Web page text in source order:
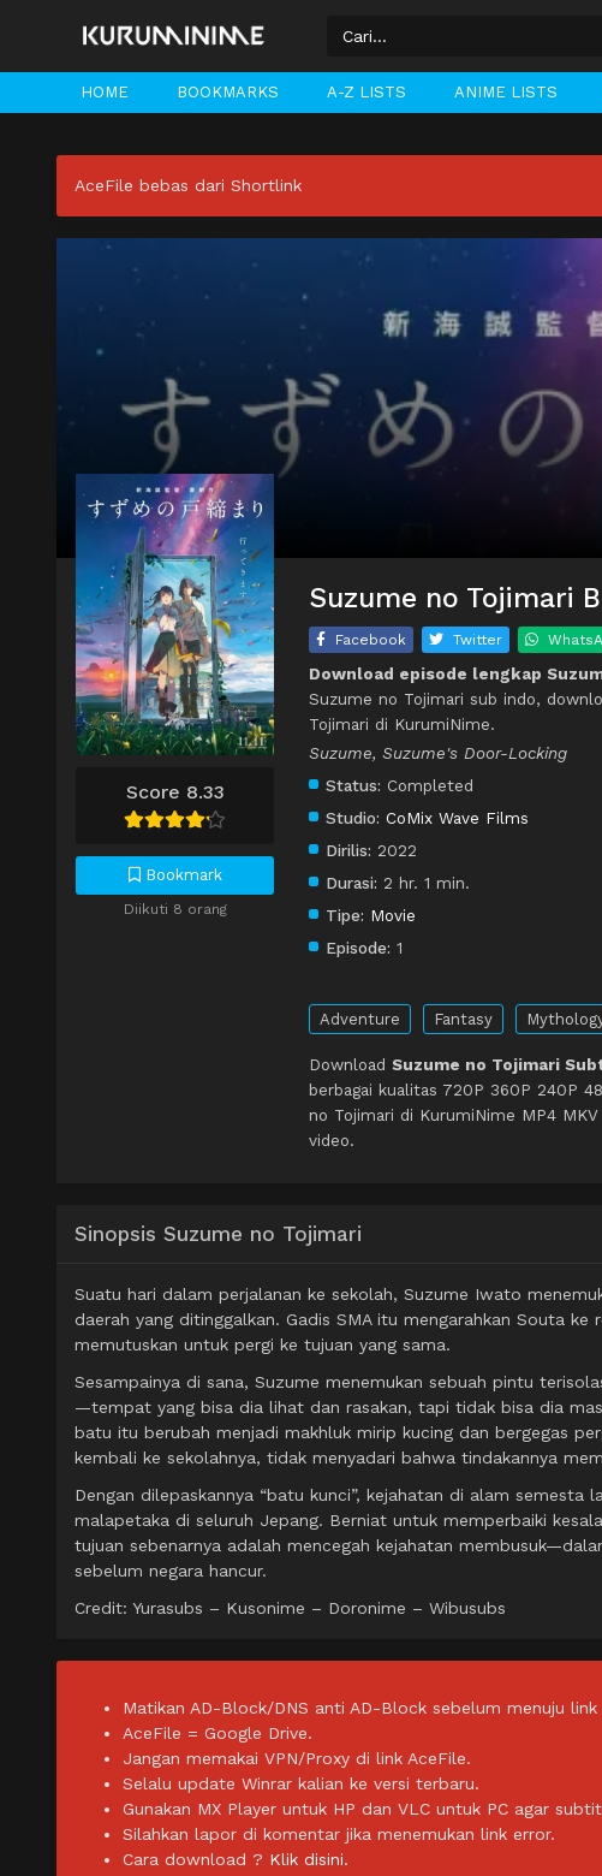
HOME BOOKMARKS A-Z LISTS ANIME LISTS
AceFile bebas dari Shortlink
Score 8.33
Bookmark
Diikuti 8 orang
Suzume no Tojimari
Facebook Twitter
Download episode lengkap
Suzume no Tojimari sub indo,
Tojimari di KurumiNime.
Suzume, Suzume's Door-Locking
Status: Completed
Studio: CoMix Wave Films
Dirilis: 2022
Durasi: 2 hr. 1 min.
Tipe: Movie
Episode: 1
Adventure Fantasy
Download Suzume no Tojimari
berbagai kualitas 720P 360P 240P
no Tojimari di KurumiNime MP4
video.
Sinopsis Suzume no Tojimari
Suatu hari dalam perjalanan ke sekolah, Suzume Iwato
daerah yang ditinggalkan. Gadis SMA itu mengarahkan Souta
memutuskan untuk pergi ke tujuan yang sama.
Sesampainya di sana, Suzume menemukan sebuah pintu
—tempat yang bisa dia lihat dan rasakan, tapi tidak bisa dia
batu itu berubah menjadi makhluk mirip kucing dan bergegas
kembali ke sekolahnya, tidak menyadari bahwa tindakannya
Dengan dilepaskannya “batu kunci”, kejahatan di alam
malapetaka di seluruh Jepang. Berniat untuk memperbaiki
tujuan sebenarnya adalah mencegah kejahatan
sebelum negara hancur.
Credit: Yurasubs – Kusonime – Doronime – Wibusubs
Matikan AD-Block/DNS anti AD-Block sebelum menuju
AceFile = Google Drive.
Jangan memakai VPN/Proxy di link AceFile.
Selalu update Winrar kalian ke versi terbaru.
Gunakan MX Player untuk HP dan VLC untuk PC agar
Silahkan lapor di komentar jika menemukan link error.
Cara download ? Klik disini.